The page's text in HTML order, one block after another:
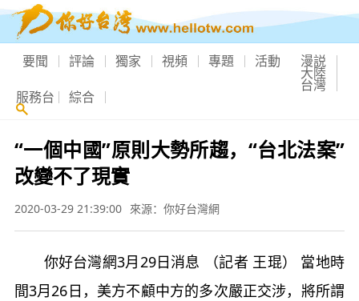
要聞 評論 獨家 視頻 專題 活動 漫説
大陸
台灣
服務台 綜合
“一個中國”原則大勢所趨，“台北法案”
改變不了現實
2020-03-29 21:39:00 來源：你好台灣網
你好台灣網3月29日消息 （記者 王琨） 當地時
間3月26日，美方不顧中方的多次嚴正交涉，將所謂